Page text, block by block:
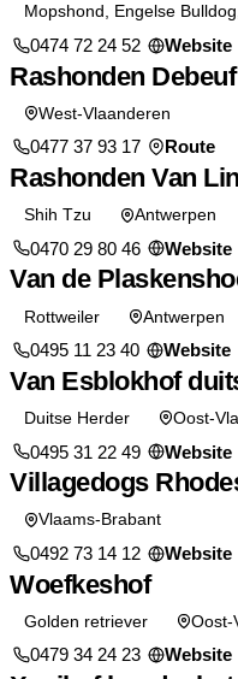
Mopshond, Engelse
0474 72 24 52 Website
Rashonden Debeuf
West-Vlaanderen
0477 37 93 17 Route
Rashonden Van
Shih Tzu Antwerpen
0470 29 80 46 Website
Van de
Rottweiler Antwerpen
0495 11 23 40 Website
Van Esblokhof
Duitse Herder Oost-
0495 31 22 49 Website
Villagedogs
Vlaams-Brabant
0492 73 14 12 Website
Woefkeshof
Golden retriever Oost-
0479 34 24 23 Website